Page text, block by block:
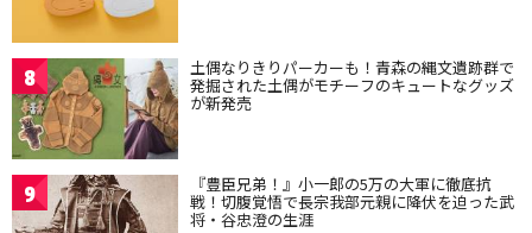
8 土偶なりきりパーカーも！青森の縄文遺跡群で
発掘された土偶がモチーフのキュートなグッズ
が新発売
9 『豊臣兄弟！』小一郎の5万の大軍に徹底抗
戦！切腹覚悟で長宗我部元親に降伏を迫った武
将・谷忠澄の生涯